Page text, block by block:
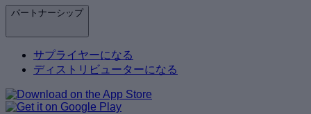
パートナーシップ
サプライヤーになる
ディストリビューターになる